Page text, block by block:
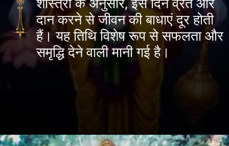
शास्त्रों के अनुसार, इस दिन व्रत और
दान करने से जीवन की बाधाएं दूर होती
हैं। यह तिथि विशेष रूप से सफलता और
समृद्धि देने वाली मानी गई है।